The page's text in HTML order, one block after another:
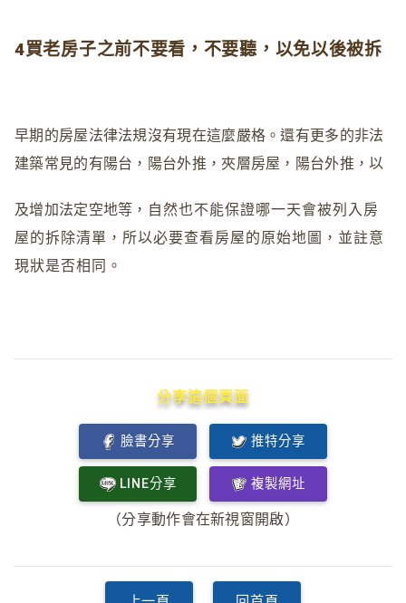
4買老房子之前不要看，不要聽，以免以後被拆
早期的房屋法律法規沒有現在這麼嚴格。還有更多的非法
建築常見的有陽台，陽台外推，夾層房屋，陽台外推，以
及增加法定空地等， 自然也不能保證哪一天會被列入房
屋的拆除清單，所以必要查看房屋的原始地圖，並註意
現狀是否相同。
分享這個頁面
臉書分享 推特分享
LINE分享 複製網址
（分享動作會在新視窗開啟）